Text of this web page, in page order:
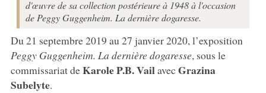
d'œuvre de sa collection postérieure à 1948 à l'occasion
de Peggy Guggenheim. La dernière dogaresse.
Du 21 septembre 2019 au 27 janvier 2020, l’exposition
Peggy Guggenheim. La dernière dogaresse, sous le
commissariat deKarole P.B. Vailavec Grazina
Subelyte.